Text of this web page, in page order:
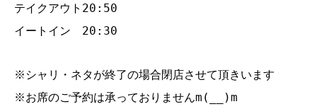
テイクアウト20:50
イートイン 20:30
※シャリ・ネタが終了の場合閉店させて頂きいます
※お席のご予約は承っておりませんm(__)m